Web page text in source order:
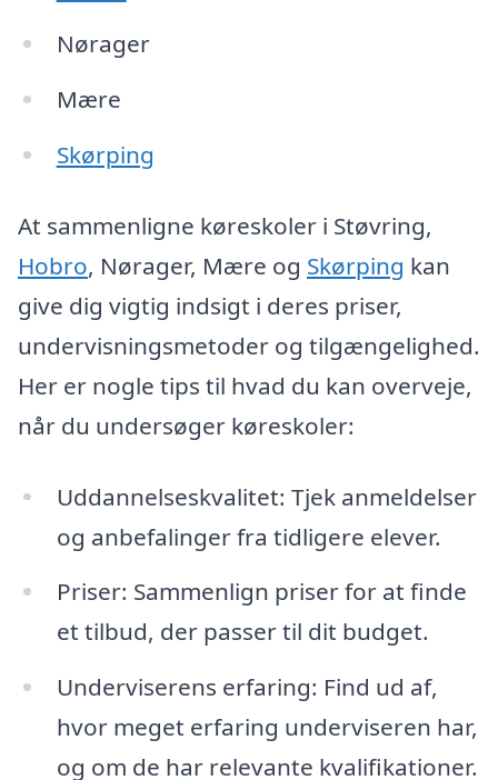
Nørager
Mære
Skørping
At sammenligne køreskoler i Støvring,
Hobro, Nørager, Mære og Skørping kan
give dig vigtig indsigt i deres priser,
undervisningsmetoder og tilgængelighed.
Her er nogle tips til hvad du kan overveje,
når du undersøger køreskoler:
Uddannelseskvalitet: Tjek anmeldelser
og anbefalinger fra tidligere elever.
Priser: Sammenlign priser for at finde
et tilbud, der passer til dit budget.
Underviserens erfaring: Find ud af,
hvor meget erfaring underviseren har,
og om de har relevante kvalifikationer.